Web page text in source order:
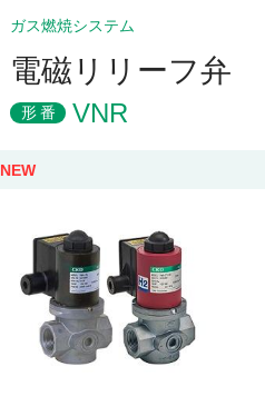
ガス燃焼システム
電磁リリーフ弁
形番 VNR
NEW